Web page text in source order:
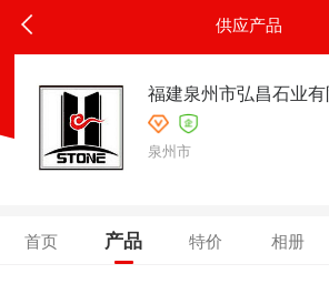
供应产品
福建泉州市弘昌石业
泉州市
首页 产品 特价 相册